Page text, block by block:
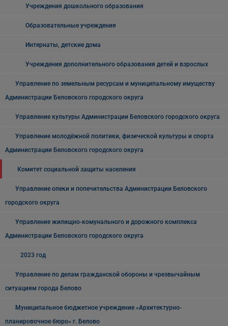
Учреждения дошкольного образования
Образовательные учреждения
Интернаты, детские дома
Учреждения дополнительного образования детей и взрослых
Управление по земельным ресурсам и муниципальному имуществу
Администрации Беловского городского округа
Управление культуры Администрации Беловского городского округа
Управление молодёжной политики, физической культуры и спорта
Администрации Беловского городского округа
Комитет социальной защиты населения
Управление опеки и попечительства Администрации Беловского
городского округа
Управление жилищно-комунального и дорожного комплекса
Администрации Беловского городского округа
2023 год
Управление по делам гражданской обороны и чрезвычайным
ситуациям города Белово
Муниципальное бюджетное учреждение «Архитектурно-
планировочное бюро» г. Белово